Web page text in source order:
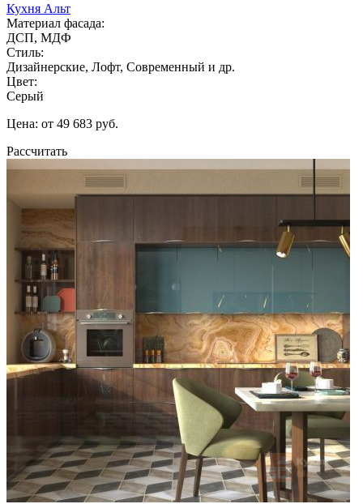
Кухня Альт
Материал фасада:
ДСП, МДФ
Стиль:
Дизайнерские, Лофт, Современный и др.
Цвет:
Серый
Цена: от 49 683 руб.
Рассчитать